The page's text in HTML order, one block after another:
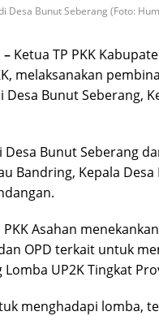
Desa Bunut Seberang (Foto:
– Ketua TP PKK
melaksanakan
Desa Bunut Seberang,
Bunut Seberang
Bandring, Kepala
Asahan
OPD terkait untuk
UP2K Tingkat
menghadapi lomba,